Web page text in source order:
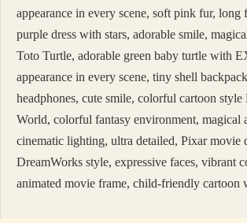
appearance in every scene, soft pink fur, long
purple dress with stars, adorable smile,
Toto Turtle, adorable green baby turtle with
appearance in every scene, tiny shell
headphones, cute smile, colorful cartoon style
World, colorful fantasy environment, magical
cinematic lighting, ultra detailed, Pixar movie
DreamWorks style, expressive faces, vibrant
animated movie frame, child-friendly cartoon